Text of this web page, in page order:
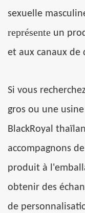
sexuelle
représente un
et aux canaux
Si vous
gros ou une
BlackRoyal
accompagnons
produit à
obtenir des
de